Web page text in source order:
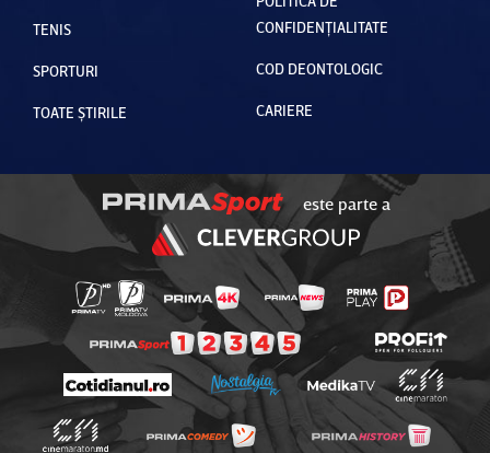
TENIS
SPORTURI
TOATE ȘTIRILE
CONFIDENȚIALITATE
COD DEONTOLOGIC
CARIERE
este parte a